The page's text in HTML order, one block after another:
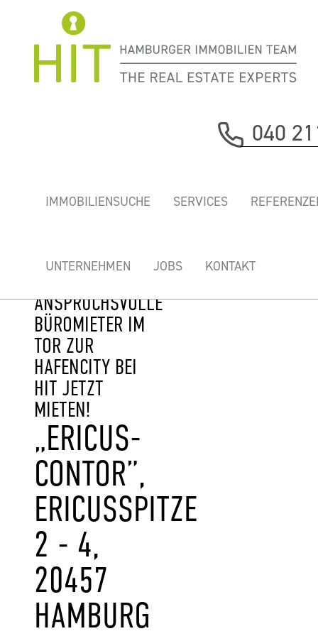
040
IMMOBILIENSUCHE SERVICES
UNTERNEHMEN JOBS KONTAKT
„ERICUS-
GREEN BUILDING
ANSPRUCHSVOLLE
BÜROMIETER IM
TOR ZUR
HAFENCITY BEI
HIT JETZT
MIETEN!
„ERICUS-
CONTOR”,
ERICUSSPITZE
2 - 4,
20457
HAMBURG